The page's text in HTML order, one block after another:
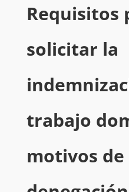
Requisitos
solicitar la
trabajo
motivos de